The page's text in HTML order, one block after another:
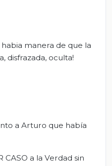
habia manera de que la
disfrazada, oculta!
a Arturo que había
a la Verdad sin